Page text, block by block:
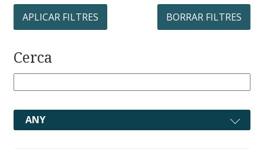
APLICAR FILTRES BORRAR FILTRES
Cerca
ANY